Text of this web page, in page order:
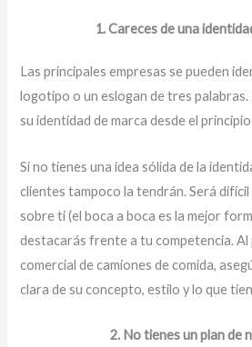
1. Careces de una
Las principales empresas se pueden
logotipo o un eslogan de tres
su identidad de marca desde el
Si no tienes una idea sólida de la
clientes tampoco la tendrán. Será difícil
sobre ti (el boca a boca es la mejor
destacarás frente a tu competencia.
comercial de camiones de comida,
clara de su concepto, estilo y lo que
2. No tienes un plan de